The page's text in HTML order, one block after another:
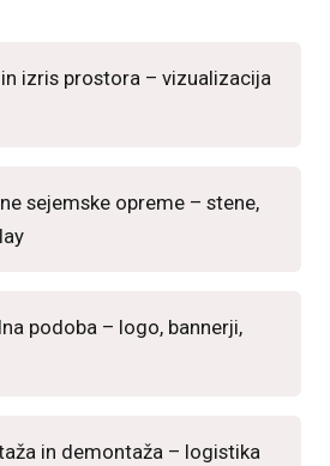
izris prostora – vizualizacija
sejemske opreme – stene,
podoba – logo, bannerji,
in demontaža – logistika